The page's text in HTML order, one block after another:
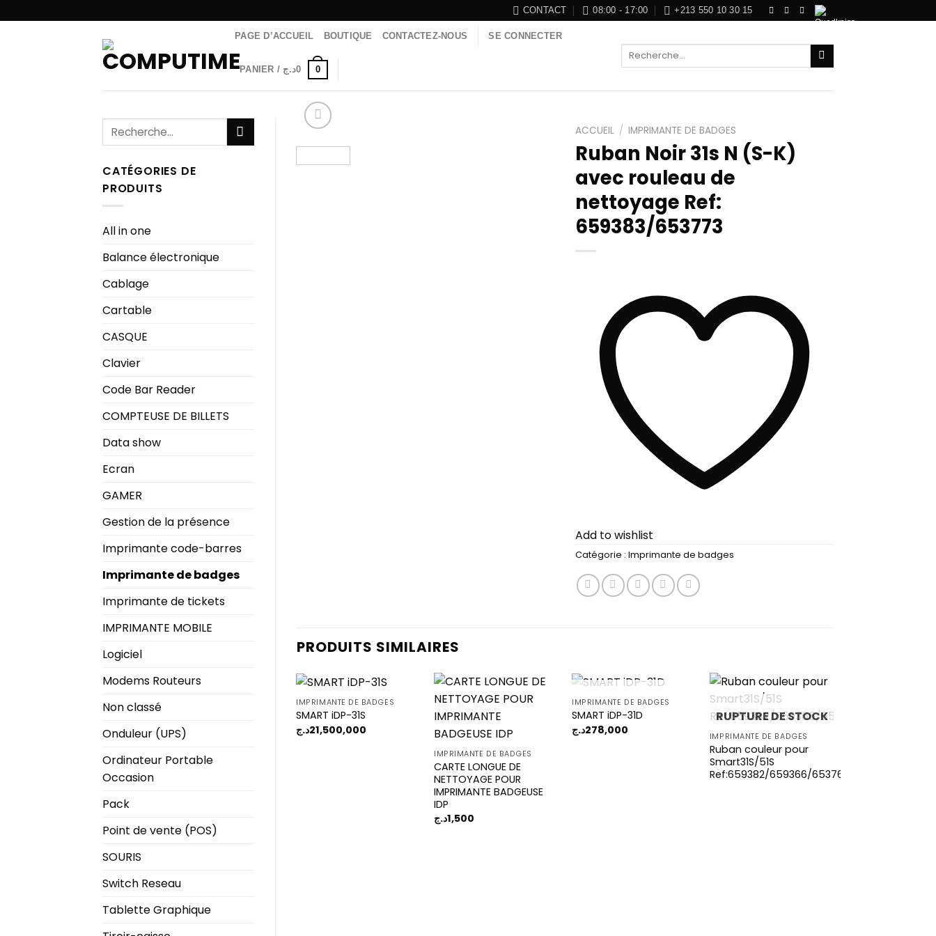
au
CONTACT 08:00 - 17:00 +213 550 10 30 15
PAGE D’ACCUEIL BOUTIQUE CONTACTEZ-NOUS SE CONNECTER
PANIER / 0د.ج 0
Recherche
Recherche
pour :
CATÉGORIES DE
PRODUITS
All in one
Balance électronique
Cablage
Cartable
CASQUE
Clavier
Code Bar Reader
COMPTEUSE DE BILLETS
Data show
Ecran
GAMER
Gestion de la présence
Imprimante code-barres
Imprimante de badges
Imprimante de tickets
IMPRIMANTE MOBILE
Logiciel
Modems Routeurs
Non classé
Onduleur (UPS)
Ordinateur Portable
Occasion
Pack
Point de vente (POS)
SOURIS
Switch Reseau
Tablette Graphique
ACCUEIL / IMPRIMANTE DE BADGES
Ruban Noir 31s N (S-K)
avec rouleau de
nettoyage Ref:
659383/653773
Add to wishlist
Catégorie :Imprimante de badges
PRODUITS SIMILAIRES
IMPRIMANTE DE BADGES
SMART iDP-31S
21,500,000د.ج
wishlist
IMPRIMANTE DE BADGES
CARTE LONGUE DE
NETTOYAGE POUR
IMPRIMANTE BADGEUSE
IDP
1,500د.ج
RUPTURE DE STOCK
IMPRIMANTE DE BADGES
SMART iDP-31D
278,000د.ج
wishlist
RUPTURE DE STOCK
IMPRIMANTE DE BADGES
Ruban couleur pour
Smart31S/51S
Ref:659382/659366/653769